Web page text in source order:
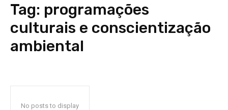
Tag: programações
culturais e conscientização
ambiental
No posts to display